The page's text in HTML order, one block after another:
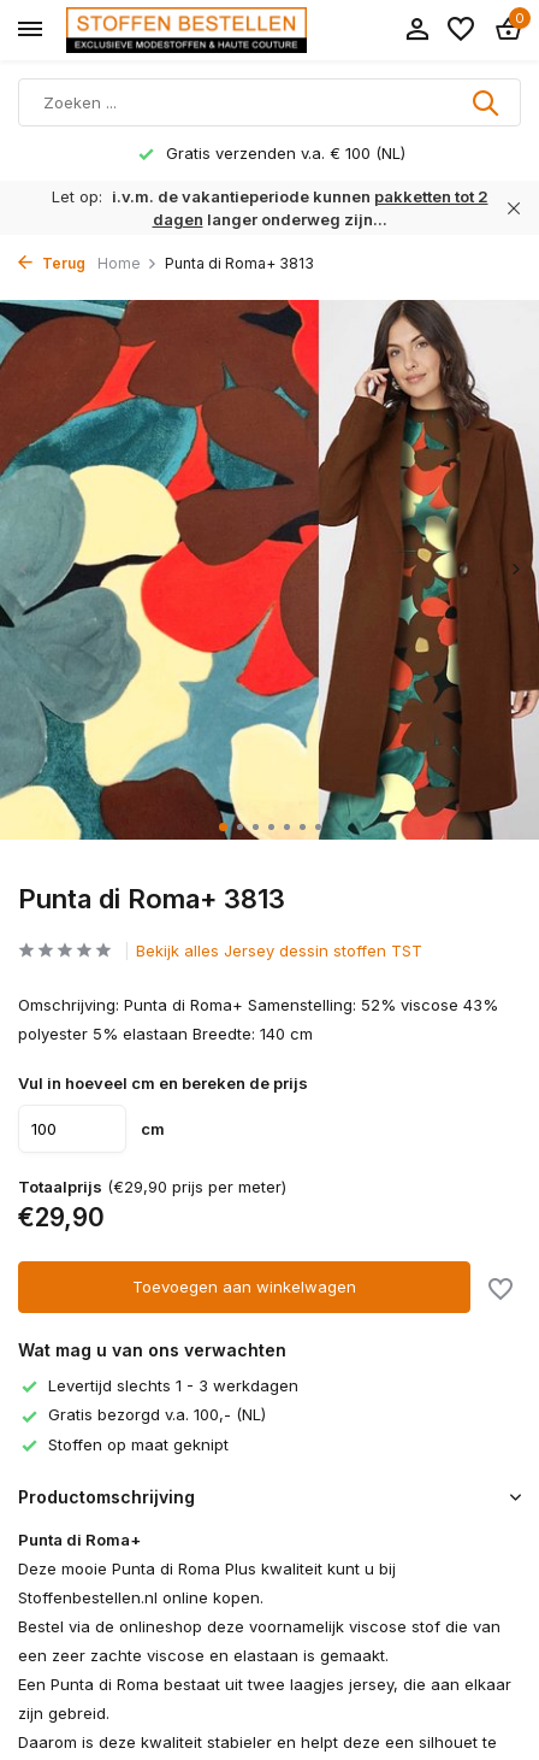
0
Gratis verzenden v.a. € 100 (NL)
Let op: i.v.m. de vakantieperiode kunnen pakketten tot 2
dagen langer onderweg zijn...
Terug Home Punta di Roma+ 3813
Punta di Roma+ 3813
Bekijk alles Jersey dessin stoffen TST
Omschrijving: Punta di Roma+ Samenstelling: 52% viscose 43%
polyester 5% elastaan Breedte: 140 cm
Vul in hoeveel cm en bereken de prijs
cm
Totaalprijs (€29,90 prijs per meter)
€29,90
Toevoegen aan winkelwagen
Wat mag u van ons verwachten
Levertijd slechts 1 - 3 werkdagen
Gratis bezorgd v.a. 100,- (NL)
Stoffen op maat geknipt
Productomschrijving
Punta di Roma+
Deze mooie Punta di Roma Plus kwaliteit kunt u bij
Stoffenbestellen.nl online kopen.
Bestel via de onlineshop deze voornamelijk viscose stof die van
een zeer zachte viscose en elastaan is gemaakt.
Een Punta di Roma bestaat uit twee laagjes jersey, die aan elkaar
zijn gebreid.
Daarom is deze kwaliteit stabieler en helpt deze een silhouet te